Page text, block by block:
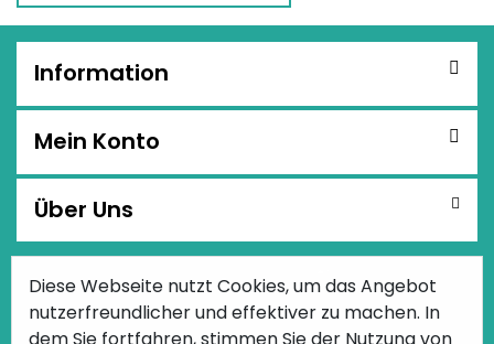
Information
Mein Konto
Über Uns
Facebook
youtubeinstagram
RSS
Diese Webseite nutzt Cookies, um das Angebot
nutzerfreundlicher und effektiver zu machen. In